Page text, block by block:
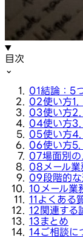
目次
⌄
01結論：5
02使い方1.
03使い方2.
04使い方3.
05使い方
06使い方5.
07場面別
08メール
09段階的
10メール業
11 よくある
12 関連する
13まとめ
14ご相談に